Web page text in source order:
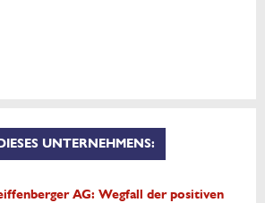
UNTERNEHMENS:
AG: Wegfall der positiven